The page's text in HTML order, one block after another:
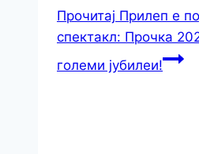
Прочитај Прилеп е
спектакл: Прочка
големи јубилеи!